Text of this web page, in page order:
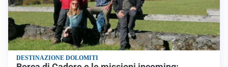
DESTINAZIONE DOLOMITI